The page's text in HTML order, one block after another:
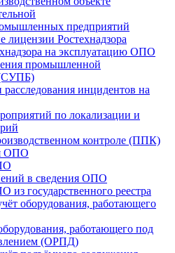
предприятий
лицензии Ростехнадзора
на эксплуатацию ОПО
промышленной
(СУПБ)
расследования инцидентов на
по локализации и
контроле (ППК)
ОПО
в сведения ОПО
государственного реестра
оборудования, работающего
работающего под
(ОРПД)